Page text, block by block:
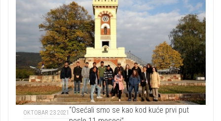
OKTOBAR 23 2021 “Osećali smo se kao kod kuće prvi put